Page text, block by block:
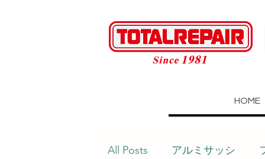
HOME
All Posts アルミサッシ